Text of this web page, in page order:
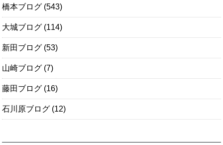
橋本ブログ (543)
大城ブログ (114)
新田ブログ (53)
山崎ブログ (7)
藤田ブログ (16)
石川原ブログ (12)